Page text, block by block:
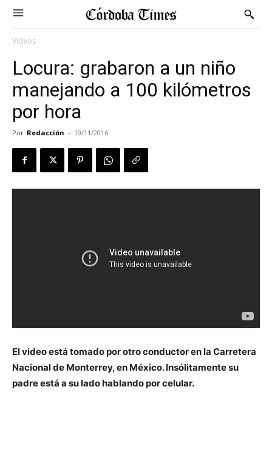
Videos
Locura: grabaron a un niño
manejando a 100 kilómetros
por hora
Por Redacción - 19/11/2016
El video está tomado por otro conductor en la Carretera
Nacional de Monterrey, en México. Insólitamente su
padre está a su lado hablando por celular.